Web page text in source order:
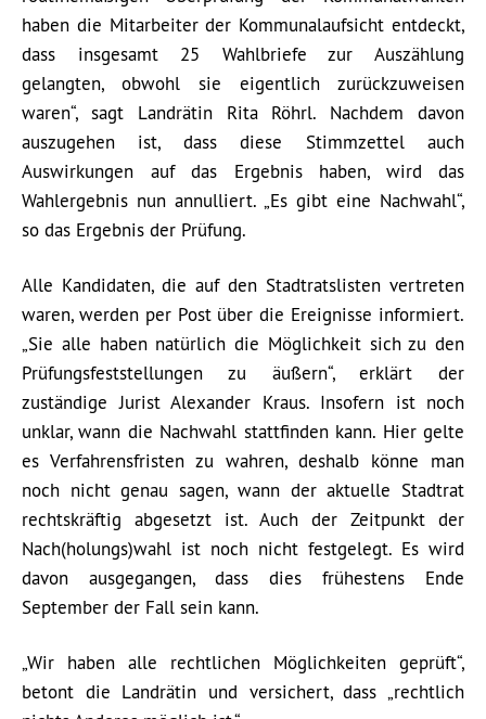
haben die Mitarbeiter der Kommunalaufsicht entdeckt,
dass insgesamt 25 Wahlbriefe zur Auszählung
gelangten, obwohl sie eigentlich zurückzuweisen
waren“, sagt Landrätin Rita Röhrl. Nachdem davon
auszugehen ist, dass diese Stimmzettel auch
Auswirkungen auf das Ergebnis haben, wird das
Wahlergebnis nun annulliert. „Es gibt eine Nachwahl“,
so das Ergebnis der Prüfung.
Alle Kandidaten, die auf den Stadtratslisten vertreten
waren, werden per Post über die Ereignisse informiert.
„Sie alle haben natürlich die Möglichkeit sich zu den
Prüfungsfeststellungen zu äußern“, erklärt der
zuständige Jurist Alexander Kraus. Insofern ist noch
unklar, wann die Nachwahl stattfinden kann. Hier gelte
es Verfahrensfristen zu wahren, deshalb könne man
noch nicht genau sagen, wann der aktuelle Stadtrat
rechtskräftig abgesetzt ist. Auch der Zeitpunkt der
Nach(holungs)wahl ist noch nicht festgelegt. Es wird
davon ausgegangen, dass dies frühestens Ende
September der Fall sein kann.
„Wir haben alle rechtlichen Möglichkeiten geprüft“,
betont die Landrätin und versichert, dass „rechtlich